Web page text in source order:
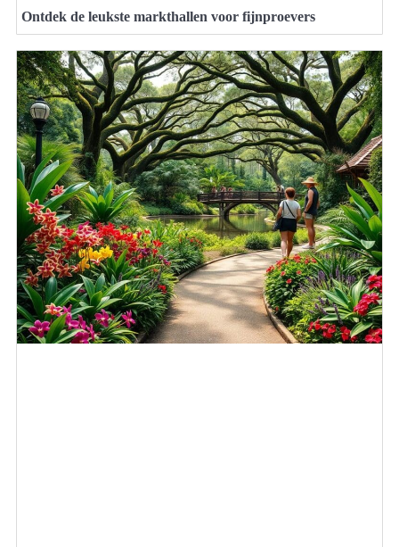
Ontdek de leukste markthallen voor fijnproevers